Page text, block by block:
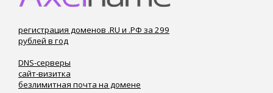
регистрация доменов .RU и .РФ за 299
рублей в год
DNS-серверы
сайт-визитка
безлимитная почта на домене